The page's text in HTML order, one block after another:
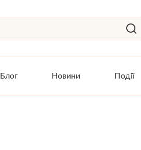
Блог Новини Події